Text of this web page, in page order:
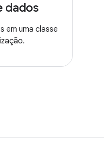
dados
em uma classe